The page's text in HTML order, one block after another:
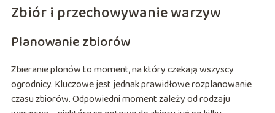
Zbiór i przechowywanie warzyw
Planowanie zbiorów
Zbieranie plonów to moment, na który czekają wszyscy
ogrodnicy. Kluczowe jest jednak prawidłowe rozplanowanie
czasu zbiorów. Odpowiedni moment zależy od rodzaju